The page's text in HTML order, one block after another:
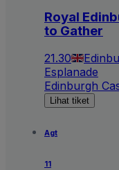
Royal
to Gather
21.30
Esplanade
Edinburgh
Lihat tiket
Agt
11